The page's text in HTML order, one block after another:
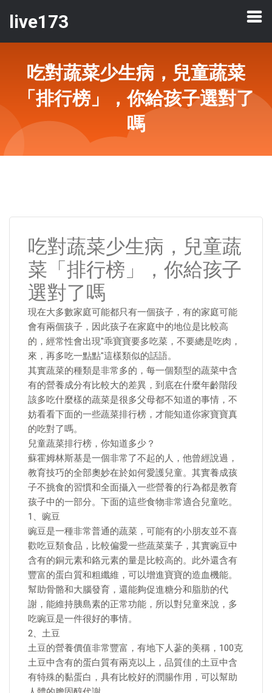
live173
吃對蔬菜少生病，兒童蔬菜
「排行榜」，你給孩子選對了
嗎
吃對蔬菜少生病，兒童蔬
菜「排行榜」，你給孩子
選對了嗎
現在大多數家庭可能都只有一個孩子，有的家庭可能
會有兩個孩子，因此孩子在家庭中的地位是比較高
的，經常性會出現"乖寶寶要多吃菜，不要總是吃肉，
來，再多吃一點點"這樣類似的話語。
其實蔬菜的種類是非常多的，每一個類型的蔬菜中含
有的營養成分有比較大的差異，到底在什麼年齡階段
該多吃什麼樣的蔬菜是很多父母都不知道的事情，不
妨看看下面的一些蔬菜排行榜，才能知道你家寶寶真
的吃對了嗎。
兒童蔬菜排行榜，你知道多少？
蘇霍姆林斯基是一個非常了不起的人，他曾經說過，
教育技巧的全部奧妙在於如何愛護兒童。其實養成孩
子不挑食的習慣和全面攝入一些營養的行為都是教育
孩子中的一部分。下面的這些食物非常適合兒童吃。
1、豌豆
豌豆是一種非常普通的蔬菜，可能有的小朋友並不喜
歡吃豆類食品，比較偏愛一些蔬菜葉子，其實豌豆中
含有的銅元素和鉻元素的量是比較高的。此外還含有
豐富的蛋白質和粗纖維，可以增進寶寶的造血機能。
幫助骨骼和大腦發育，還能夠促進糖分和脂肪的代
謝，能維持胰島素的正常功能，所以對兒童來說，多
吃豌豆是一件很好的事情。
2、土豆
土豆的營養價值非常豐富，有地下人蔘的美稱，100克
土豆中含有的蛋白質有兩克以上，品質佳的土豆中含
有特殊的黏蛋白，具有比較好的潤腸作用，可以幫助